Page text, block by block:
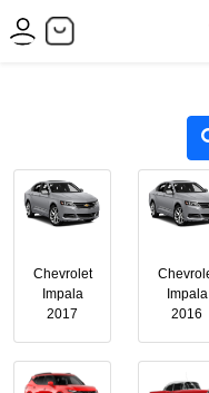
Impala
2016
Chevrolet
Impala
2017